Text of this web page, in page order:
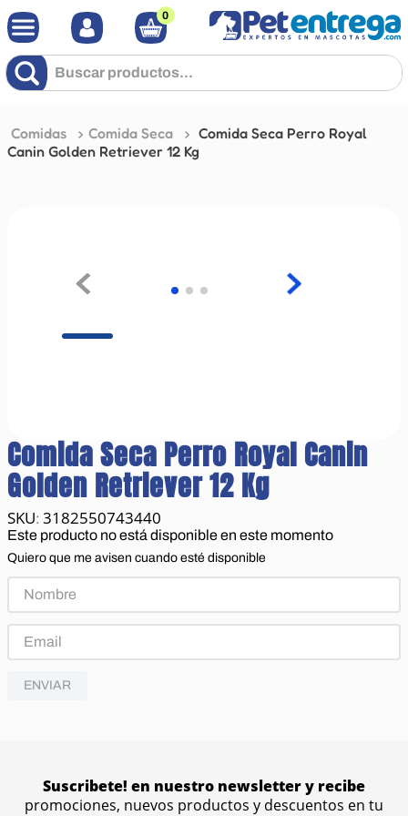
0
Buscar productos...
Comidas Comida Seca
Comida Seca Perro Royal
Canin Golden Retriever 12 Kg
Comida Seca Perro Royal Canin
Golden Retriever 12 Kg
: 3182550743440
Este producto no está disponible en este momento
Quiero que me avisen cuando esté disponible
ENVIAR
Suscribete! en nuestro newsletter y recibe
promociones, nuevos productos y descuentos en tu